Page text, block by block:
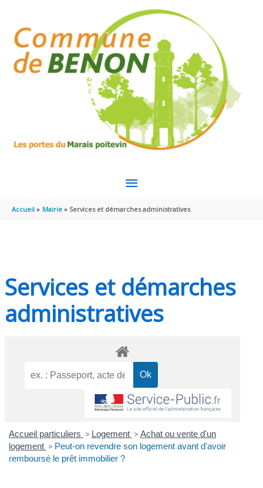
MENU
PRINCIPAL
Accueil Mairie Services et démarches administratives
Services et démarches
administratives
Accueil particuliers > Logement > Achat ou vente d'un
logement > Peut-on revendre son logement avant d'avoir
remboursé le prêt immobilier ?